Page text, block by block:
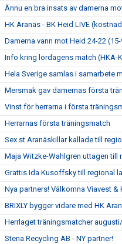
Ännu en bra insats av damerna
HK Aranäs - BK Heid LIVE
Damerna vann mot Heid 24-22
Info kring lördagens match (HKA-
Hela Sverige samlas i samarbete
Mersmak gav damernas första
Vinst för herrarna i första
Herrarnas första träningsmatch
Sex st Aranäskillar kallade till
Maja Witzke-Wahlgren uttagen till
Grattis Ida Kusoffsky till regional
Nya partners! Välkomna Viavest &
BRIXLY bygger vidare med HK
Herrlaget träningsmatcher
Stena Recycling AB - NY partner!